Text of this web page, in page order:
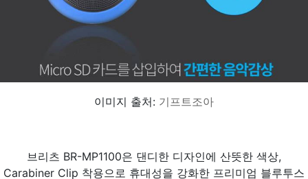
이미지 출처: 기프트조아
브리츠 BR-MP1100은 댄디한 디자인에 산뜻한 색상,
Carabiner Clip 착용으로 휴대성을 강화한 프리미엄 블루투스